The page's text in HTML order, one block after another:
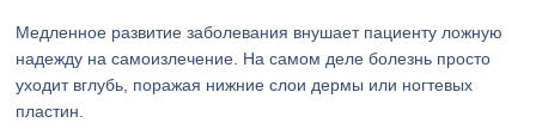
Медленное развитие заболевания внушает пациенту ложную
надежду на самоизлечение. На самом деле болезнь просто
уходит вглубь, поражая нижние слои дермы или ногтевых
пластин.